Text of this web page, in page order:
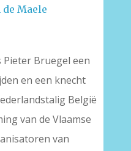
Maele
Bruegel een
en een knecht
België
van de Vlaamse
van